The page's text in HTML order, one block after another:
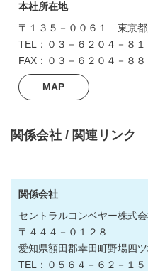
本社所在地
〒１３５－００６１ 東京
TEL：０３－６２０４－８１
FAX：０３－６２０４－８８
MAP
関係会社 / 関連リンク
関係会社
セントラルコンベヤー株式
〒４４４－０１２８
愛知県額田郡幸田町野場四
TEL：０５６４－６２－１５